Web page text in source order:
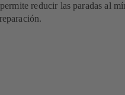
reducir las paradas al